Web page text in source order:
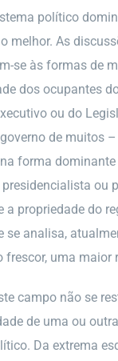
político
melhor. As
se às formas de
dos ocupantes
ou do
de muitos
forma dominante
ou
a propriedade do
se analisa,
frescor, uma maior
campo não se
de uma ou
Da extrema